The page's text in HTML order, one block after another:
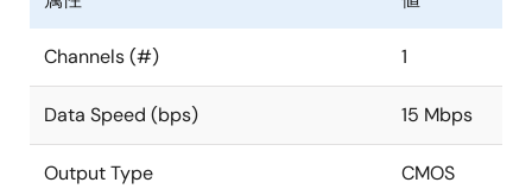
Channels (#) 1
Data Speed (bps) 15 Mbps
Output Type CMOS